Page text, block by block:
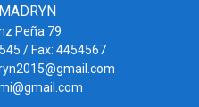
Peña 79
/ Fax: 4454567